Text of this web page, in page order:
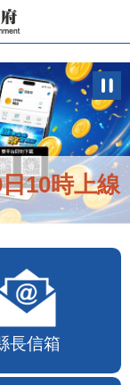
10時上線
長信箱